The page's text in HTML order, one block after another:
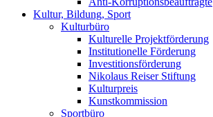
Kultur, Bildung, Sport
Kulturbüro
Kulturelle Projektförderung
Institutionelle Förderung
Investitionsförderung
Nikolaus Reiser Stiftung
Kulturpreis
Kunstkommission
Sportbüro